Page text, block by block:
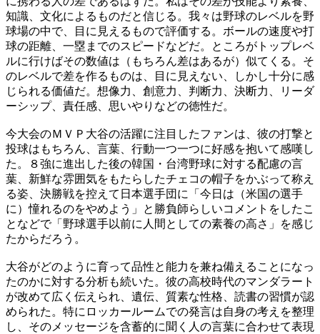
知識、文化によるものだと信じる。我々は野球のレベルを野
球場の中で、目に見えるもので評価する。ボールの速度や打
球の距離、一塁までのスピードなどだ。ところがトップレベ
ルに行けばその数値は（もちろん差はあるが）似てくる。そ
のレベルで差を作るものは、目に見えない、しかし十分に感
じられる価値だ。想像力、創意力、判断力、決断力、リーダ
ーシップ、責任感、思いやりなどの徳性だ。
今大会のＭＶＰ大谷の活躍に注目したファンは、彼の打撃と
投球はもちろん、言葉、行動一つ一つに好感を抱いて感嘆し
た。８強に進出した後の韓国・台湾野球に対する配慮の言
葉、新鮮な雰囲気をもたらしたチェコの帽子をかぶって称え
る姿、決勝戦を控えて日本選手団に「今日は（米国の選手
に）憧れるのをやめよう」と勝負師らしいコメントをしたこ
となどで「野球選手以前に人間としての素養の高さ」を感じ
たからだろう。
大谷がどのように育って品性と能力を兼ね備えることになっ
たのかに対する分析も続いた。彼の高校時代のマンダラート
が改めて広く伝えられ、遺伝、質素な性格、読書の習慣が認
められた。特にロッカールームでの発言は自身の考えを整理
し、そのメッセージを含蓄的に聞く人の言葉に合わせて表現